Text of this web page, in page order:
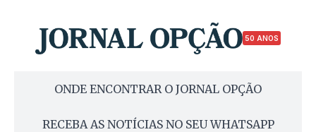
50 ANOS
ONDE ENCONTRAR O JORNAL OPÇÃO
RECEBA AS NOTÍCIAS NO SEU WHATSAPP